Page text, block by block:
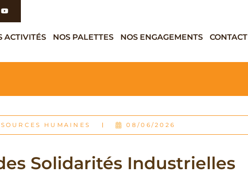
ACTIVITÉS NOS PALETTES NOS ENGAGEMENTS CONTACT
HUMAINES 08/06/2026
Solidarités Industrielles